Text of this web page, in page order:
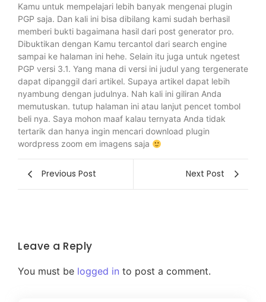
Kamu untuk mempelajari lebih banyak mengenai plugin
PGP saja. Dan kali ini bisa dibilang kami sudah berhasil
memberi bukti bagaimana hasil dari post generator pro.
Dibuktikan dengan Kamu tercantol dari search engine
sampai ke halaman ini hehe. Selain itu juga untuk ngetest
PGP versi 3.1. Yang mana di versi ini judul yang tergenerate
dapat dipanggil dari artikel. Supaya artikel dapat lebih
nyambung dengan judulnya. Nah kali ini giliran Anda
memutuskan. tutup halaman ini atau lanjut pencet tombol
beli nya. Saya mohon maaf kalau ternyata Anda tidak
tertarik dan hanya ingin mencari download plugin
wordpress zoom em imagens saja
Previous Post Next Post
Leave a Reply
You must be logged in to post a comment.